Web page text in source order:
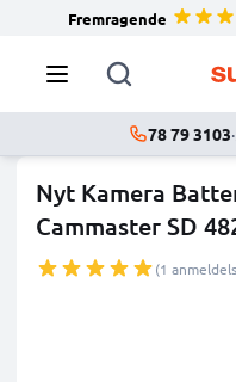
Fremragende
78 79 3103·
Nyt Kamera
Cammaster SD
(1